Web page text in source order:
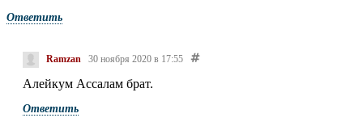
Ответить
Ramzan 30 ноября 2020 в 17:55
Алейкум Ассалам брат.
Ответить